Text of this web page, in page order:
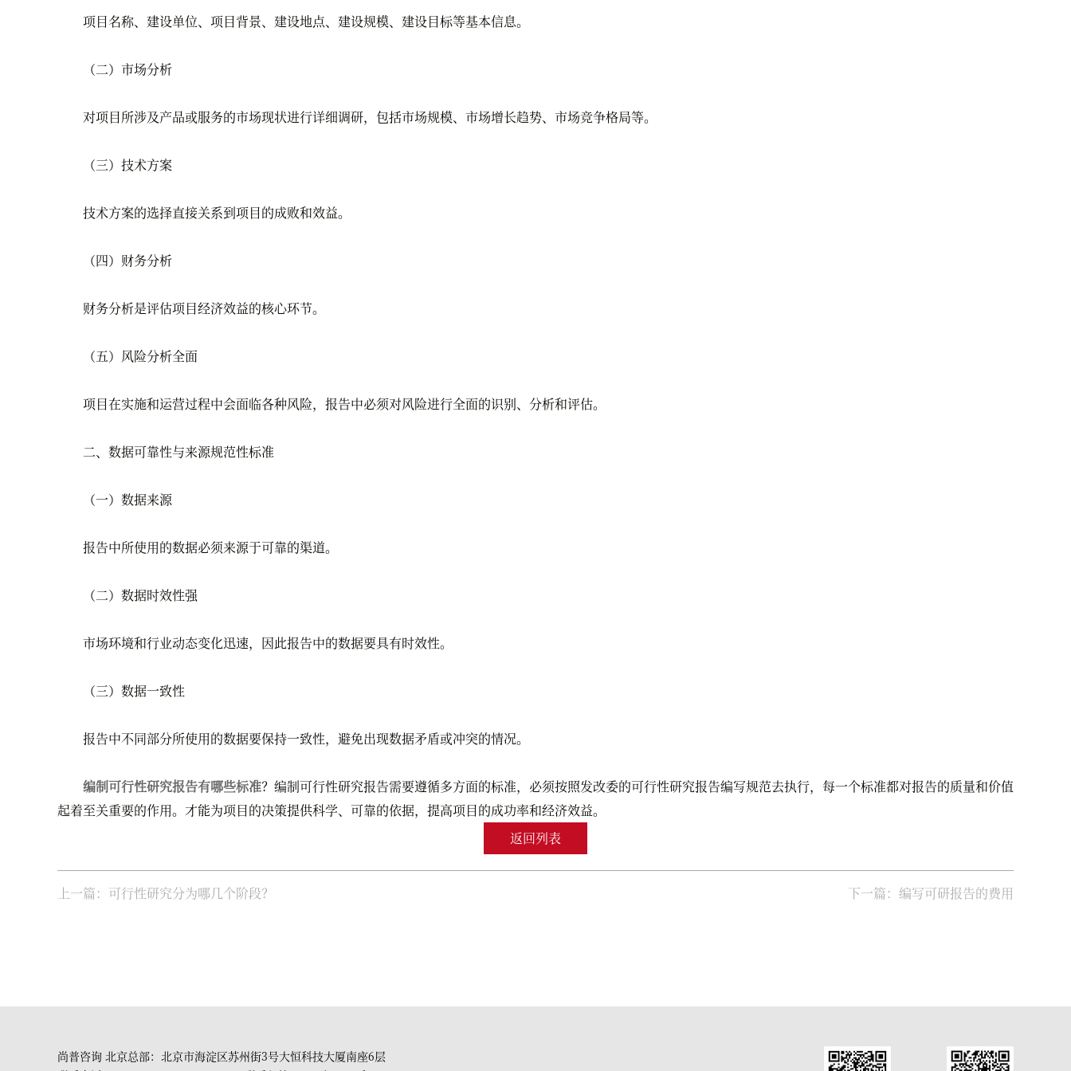
项目名称、建设单位、项目背景、建设地点、建设规模、建设目标等基本信息。
（二）市场分析
对项目所涉及产品或服务的市场现状进行详细调研，包括市场规模、市场增长趋势、市场竞争格局等。
（三）技术方案
技术方案的选择直接关系到项目的成败和效益。
（四）财务分析
财务分析是评估项目经济效益的核心环节。
（五）风险分析全面
项目在实施和运营过程中会面临各种风险，报告中必须对风险进行全面的识别、分析和评估。
二、数据可靠性与来源规范性标准
（一）数据来源
报告中所使用的数据必须来源于可靠的渠道。
（二）数据时效性强
市场环境和行业动态变化迅速，因此报告中的数据要具有时效性。
（三）数据一致性
报告中不同部分所使用的数据要保持一致性，避免出现数据矛盾或冲突的情况。
编制可行性研究报告有哪些标准？编制可行性研究报告需要遵循多方面的标准，必须按照发改委的可行性研究报告编写规范去执行，每一个标准都对报告的质量和价值
起着至关重要的作用。才能为项目的决策提供科学、可靠的依据，提高项目的成功率和经济效益。
返回列表
上一篇：可行性研究分为哪几个阶段？ 下一篇：编写可研报告的费用
尚普咨询 北京总部：北京市海淀区苏州街3号大恒科技大厦南座6层